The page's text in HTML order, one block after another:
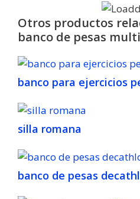
Otros productos
banco de pesas
banco para ejercicios
silla romana
banco de pesas